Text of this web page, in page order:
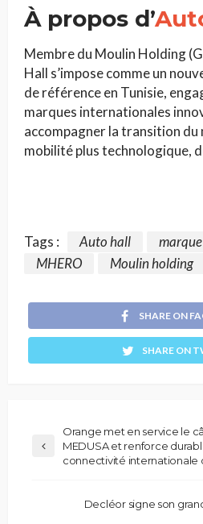
À propos d’
Membre du Moulin Holding
Hall s’impose comme un
de référence en Tunisie,
marques internationales
accompagner la transition du
mobilité plus technologique,
Tags : Auto hall
MHERO
Moulin holding
SHARE ON
SHARE ON
Orange met en service le
MEDUSA et renforce
connectivité internationale
Decléor signe son